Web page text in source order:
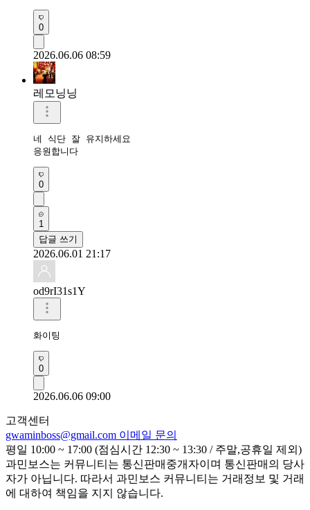
0
2026.06.06 08:59
레모닝닝
네 식단 잘 유지하세요
응원합니다
0
1
답글 쓰기
2026.06.01 21:17
od9rI31s1Y
화이팅
0
2026.06.06 09:00
고객센터
gwaminboss@gmail.com 이메일 문의
평일 10:00 ~ 17:00 (점심시간 12:30 ~ 13:30 / 주말,공휴일 제외)
과민보스는 커뮤니티는 통신판매중개자이며 통신판매의 당사
자가 아닙니다. 따라서 과민보스 커뮤니티는 거래정보 및 거래
에 대하여 책임을 지지 않습니다.